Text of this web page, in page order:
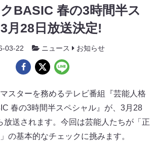
BASIC 春の3時間半ス
月28日放送決定!
03-22 ニュース お知らせ
スターを務めるテレビ番組『芸能人格
春の3時間半スペシャル』が、3月28
放送されます。今回は芸能人たちが「正
の基本的なチェックに挑みます。